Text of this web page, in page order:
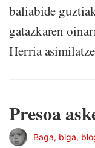
baliabide
gatazkaren
Herria
Presoa
Baga, biga,